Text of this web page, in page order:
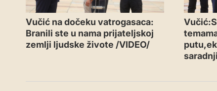
Vučić na dočeku vatrogasaca:
Branili ste u nama prijateljskoj
zemlji ljudske živote /VIDEO/